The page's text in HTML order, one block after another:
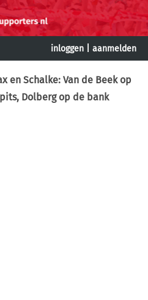
inloggen aanmelden
en Schalke: Van de Beek op
Dolberg op de bank